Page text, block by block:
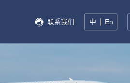
联系我们 中 En